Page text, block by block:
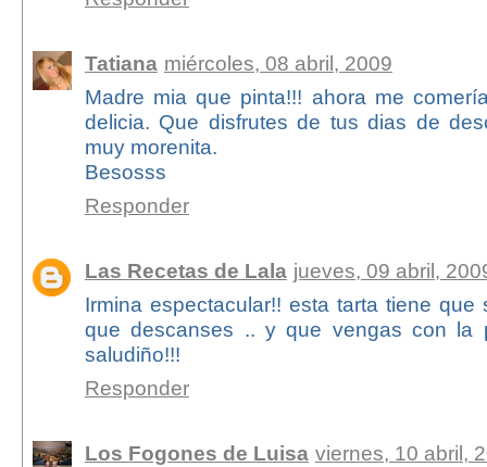
Tatiana miércoles, 08 abril, 2009
Madre mia que pinta!!! ahora me
delicia. Que disfrutes de tus dias de
muy morenita.
Besosss
Responder
Las Recetas de Lala jueves, 09 abril,
Irmina espectacular!! esta tarta tiene
que descanses .. y que vengas con la
saludiño!!!
Responder
Los Fogones de Luisa viernes, 10 abril,